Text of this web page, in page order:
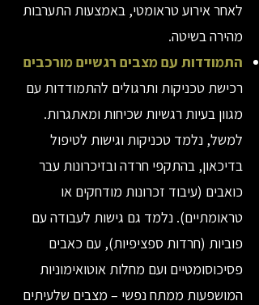
לאחר אירוע טראומטי, באמצעות התערבות
מהירה בשיטה.
התמודדות עם מצבים רגשיים מורכבים
רכישת טכניקות ותרגולים להתמודדות עם
מגוון בעיות רגשיות שכיחות ומאתגרות.
למשל, נלמד טכניקות וגישות לטיפול
בדיכאון, בהתקפי חרדה ובזיכרונות עבר
כואבים (עיבוד זכרונות מודחקים או
טראומתיים). נלמד גם גישות לעבודה עם
פוביות (חרדות ספציפיות), עם כאבים
פסיכוסומטיים ועם מחלות אוטואימוניות
המושפעות ממתח נפשי – מצבים שלעיתים